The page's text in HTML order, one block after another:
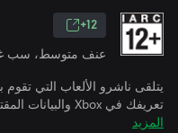
12+
عنف متوسط، سب
يتلقى ناشرو الألعاب التي
تعريفك في Xbox والبيانات المقترنة بينما تمارس الألعاب.
المزيد